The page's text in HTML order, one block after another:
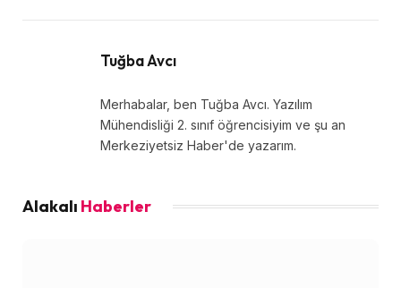
Tuğba Avcı
Merhabalar, ben Tuğba Avcı. Yazılım
Mühendisliği 2. sınıf öğrencisiyim ve şu an
Merkeziyetsiz Haber'de yazarım.
Alakalı Haberler